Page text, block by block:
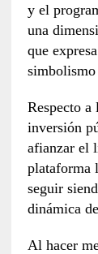
y el
una
que
Respecto a
inversión
afianzar el
plataforma
seguir
dinámica
Al hacer